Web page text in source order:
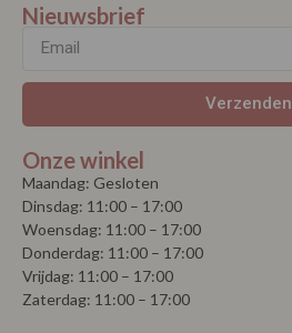
Nieuwsbrief
Verzenden
Onze winkel
Maandag: Gesloten
Dinsdag: 11:00 – 17:00
Woensdag: 11:00 – 17:00
Donderdag: 11:00 – 17:00
Vrijdag: 11:00 – 17:00
Zaterdag: 11:00 – 17:00